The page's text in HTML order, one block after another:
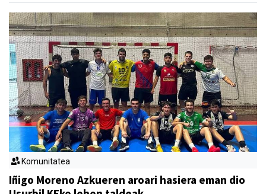
Komunitatea
Iñigo Moreno Azkueren aroari hasiera eman dio